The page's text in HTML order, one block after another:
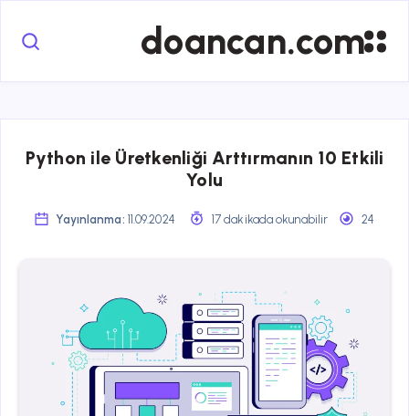
doancan.com
Python ile Üretkenliği Arttırmanın 10 Etkili
Yolu
Yayınlanma: 11.09.2024 17 dakikada okunabilir 24